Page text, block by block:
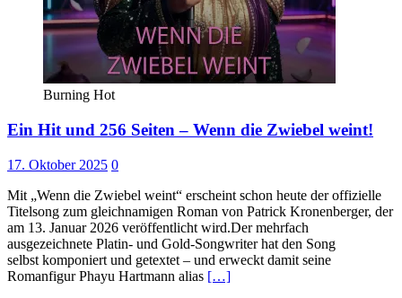
Burning Hot
Ein Hit und 256 Seiten – Wenn die Zwiebel weint!
17. Oktober 2025 0
Mit „Wenn die Zwiebel weint“ erscheint schon heute der offizielle
Titelsong zum gleichnamigen Roman von Patrick Kronenberger, der
am 13. Januar 2026 veröffentlicht wird.Der mehrfach
ausgezeichnete Platin- und Gold-Songwriter hat den Song
selbst komponiert und getextet – und erweckt damit seine
Romanfigur Phayu Hartmann alias […]